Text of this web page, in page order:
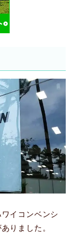
イコンベンシ
りました。